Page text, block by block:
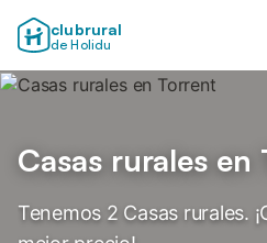
clubrural
de Holidu
Casas rurales en
Tenemos 2 Casas rurales.